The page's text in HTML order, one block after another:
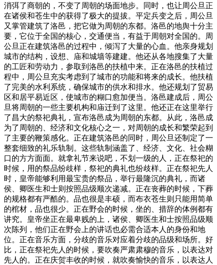
消弭了商朝的，不变了周朝的场面地步。同时，也让周公旦正
在诸侯和苍生中的获得了极大的提拔。平定兵变之后，周公旦
又掌管建筑了洛邑，把它做为周朝的东都。洛邑的地舆十分主
要，它位于全国的核心，交通便当，有益于周朝对全国的。周
公旦正在建筑洛邑的过程中，倾泻了大量的心血。他亲身规划
城市的结构，设想、庙和城墙等建建。他还从各地搜集了大量
的工匠和劳动力，参取到洛邑的扶植中来。正在洛邑的扶植过
程中，周公旦充实考虑到了城市的功能和将来的成长。他扶植
了完美的水利系统，确保城市的供水和排水。他还规划了贸易
区和居平易近区，使城市的糊口愈加便当。洛邑建成后，周公
旦将周朝的一些主要机构和庙迁到了这里。他还正在这里举行
了昌大的祭祀典礼，宣布洛邑成为周朝的东都。从此，洛邑成
为了周朝的、经济和文化核心之一，对周朝的成长和繁荣起到
了主要的鞭策感化。正在建筑洛邑的同时，周公旦还制定了一
整套细致的礼乐轨制。这些轨制涵盖了、经济、文化、社会糊
口的方方面面。就拿礼节来说吧，不划一级的人，正在祭祀的
时候，用的祭品纷歧样，祭祀的典礼也纷歧样。正在祭祀先人
时，皇帝能够利用最宝贵的祭品，举行最隆沉的典礼，而诸
侯、卿医生和士则按照品级顺次递减。正在丧葬的时候，下葬
的规格都有严酷的。品也很是丰硕，而布衣苍生则只能用简单
的棺材，品也很少。正在野会的时候，坐的、措辞的体例都有
讲究。皇帝坐正在最卑贱的上，诸侯、卿医生和士按照品级顺
次陈列，他们正在野会上的讲话也必需合适本人的身份和地
位。正在音乐方面，分歧的音乐对应着分歧的品级和场所。好
比，正在祭祀先人的时候，要吹奏严肃肃穆的音乐，以表达对
先人的。正在庆贺丰收的时候，就吹奏愉快的音乐，以表达人